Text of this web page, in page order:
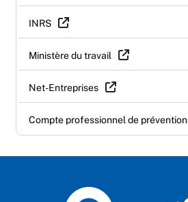
INRS
Ministère du travail
Net-Entreprises
Compte professionnel de prévention